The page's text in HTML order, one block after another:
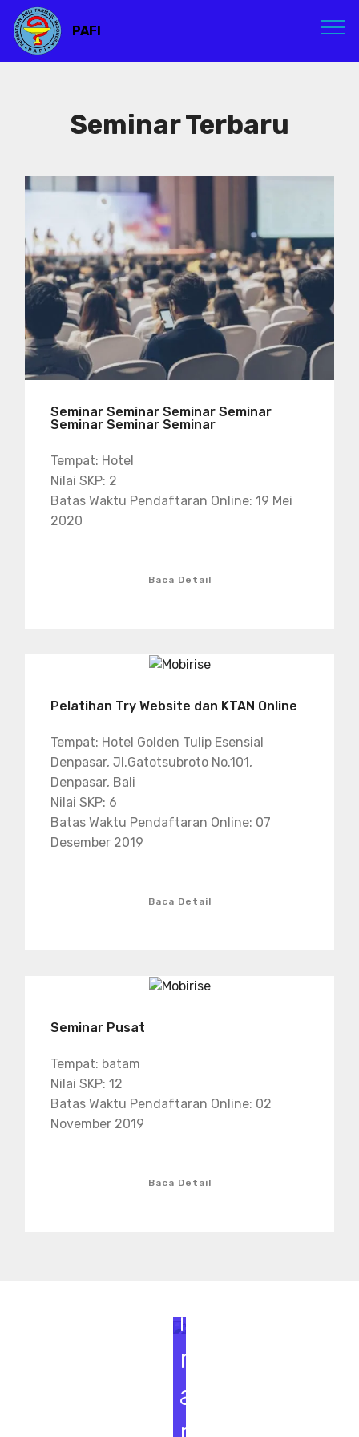
PAFI
Seminar Terbaru
Seminar Seminar Seminar Seminar
Seminar Seminar Seminar
Tempat: Hotel
Nilai SKP: 2
Batas Waktu Pendaftaran Online: 19 Mei
2020
Baca Detail
Pelatihan Try Website dan KTAN Online
Tempat: Hotel Golden Tulip Esensial
Denpasar, Jl.Gatotsubroto No.101,
Denpasar, Bali
Nilai SKP: 6
Batas Waktu Pendaftaran Online: 07
Desember 2019
Baca Detail
Seminar Pusat
Tempat: batam
Nilai SKP: 12
Batas Waktu Pendaftaran Online: 02
November 2019
Baca Detail
i
n
a